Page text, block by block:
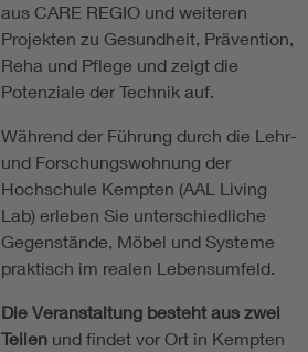
aus CARE REGIO und weiteren
Projekten zu Gesundheit, Prävention,
Reha und Pflege und zeigt die
Potenziale der Technik auf.
Während der Führung durch die Lehr-
und Forschungswohnung der
Hochschule Kempten (AAL Living
Lab) erleben Sie unterschiedliche
Gegenstände, Möbel und Systeme
praktisch im realen Lebensumfeld.
Die Veranstaltung besteht aus zwei
Teilen und findet vor Ort in Kempten